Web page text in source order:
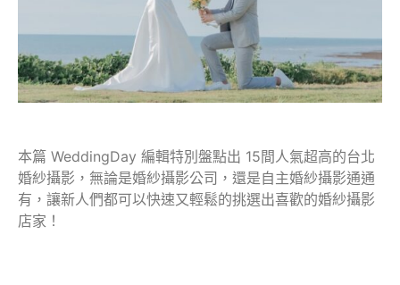
本篇 WeddingDay 編輯特別盤點出 15間人氣超高的台北
婚紗攝影，無論是婚紗攝影公司，還是自主婚紗攝影通通
有，讓新人們都可以快速又輕鬆的挑選出喜歡的婚紗攝影
店家！